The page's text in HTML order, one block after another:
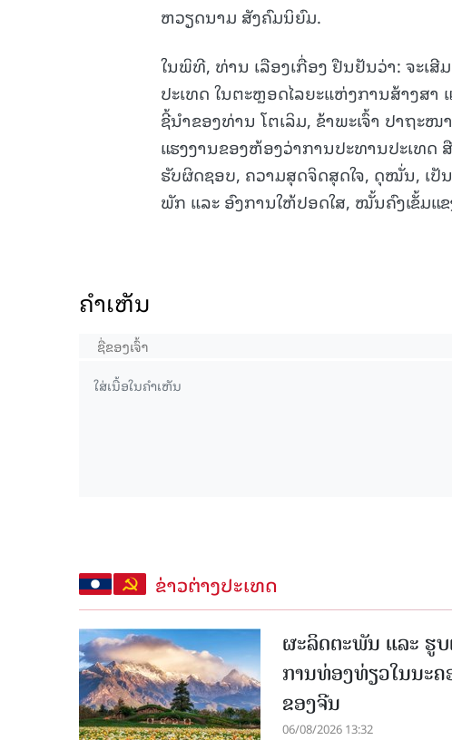
ຫວຽດນາມ ສັງຄົມນິຍົມ.
ໃນພິທີ, ທ່ານ ເລືອງເກື່ອງ ຢືນຢັນວ່າ: ຈະເ
ປະເທດ ໃນຕະຫຼອດໄລຍະແຫ່ງການສ້າງສາ
ຊີ້ນຳຂອງທ່ານ ໂຕເລິມ, ຂ້າພະເຈົ້າ ປາຖະ
ແຮງງານຂອງຫ້ອງວ່າການປະທານປະເທດ
ຮັບຜິດຊອບ, ຄວາມສຸດຈິດສຸດໃຈ, ດຸໝັ່ນ, ເປັ
ພັກ ແລະ ອົງການໃຫ້ປອດໃສ, ໝັ້ນຄົງເຂັ້ມ
ຄໍາເຫັນ
ຂ່າວຕ່າງປະເທດ
ຜະລິດຕະພັນ ແລະ ຮູ
ການທ່ອງທ່ຽວໃນນະ
ຂອງຈີນ
06/08/2026 13:32